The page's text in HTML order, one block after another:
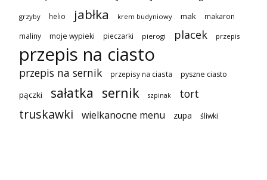
grzyby helio jabłka krem budyniowy mak makaron
maliny moje wypieki pieczarki pierogi placek przepis
przepis na ciasto
przepis na sernik przepisy na ciasta pyszne ciasto
pączki sałatka sernik szpinak tort
truskawki wielkanocne menu zupa śliwki